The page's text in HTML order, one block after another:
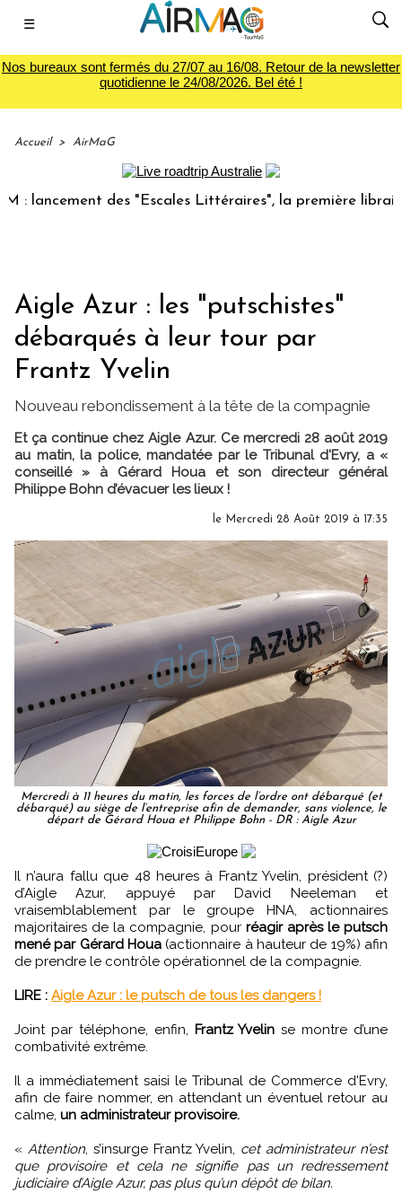
☰
Nos bureaux sont fermés du 27/07 au 16/08. Retour de la newsletter
quotidienne le 24/08/2026. Bel été !
Accueil > AirMaG
des "Escales Littéraires", la première librairie du
Aigle Azur : les "putschistes"
débarqués à leur tour par
Frantz Yvelin
Nouveau rebondissement à la tête de la compagnie
Et ça continue chez Aigle Azur. Ce mercredi 28 août 2019
au matin, la police, mandatée par le Tribunal d'Evry, a «
conseillé » à Gérard Houa et son directeur général
Philippe Bohn d’évacuer les lieux !
le Mercredi 28 Août 2019 à 17:35
Mercredi à 11 heures du matin, les forces de l’ordre ont débarqué (et
débarqué) au siège de l’entreprise afin de demander, sans violence, le
départ de Gérard Houa et Philippe Bohn - DR : Aigle Azur
Il n’aura fallu que 48 heures à Frantz Yvelin, président (?)
d’Aigle Azur, appuyé par David Neeleman et
vraisemblablement par le groupe HNA, actionnaires
majoritaires de la compagnie, pour réagir après le putsch
mené par Gérard Houa (actionnaire à hauteur de 19%) afin
de prendre le contrôle opérationnel de la compagnie.
LIRE : Aigle Azur : le putsch de tous les dangers !
Joint par téléphone, enfin, Frantz Yvelin se montre d’une
combativité extrême.
Il a immédiatement saisi le Tribunal de Commerce d'Evry,
afin de faire nommer, en attendant un éventuel retour au
calme, un administrateur provisoire.
« Attention, s’insurge Frantz Yvelin, cet administrateur n’est
que provisoire et cela ne signifie pas un redressement
judiciaire d’Aigle Azur, pas plus qu’un dépôt de bilan.